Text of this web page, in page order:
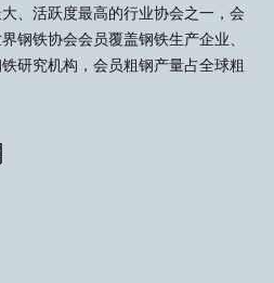
、活跃度最高的行业协会之一，会
钢铁协会会员覆盖钢铁生产企业、
研究机构，会员粗钢产量占全球粗